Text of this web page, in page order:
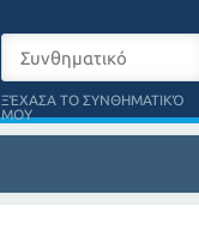
ΞΈΧΑΣΑ ΤΟ ΣΥΝΘΗΜΑΤΙΚΌ
ΜΟΥ